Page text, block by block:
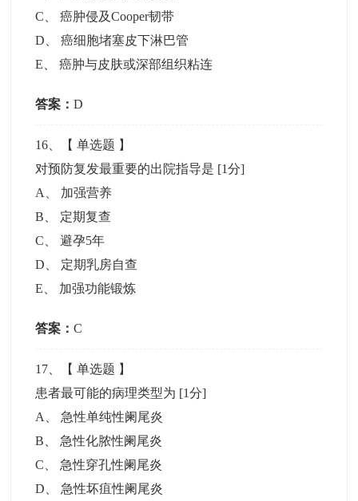
C 、癌肿侵及Cooper韧带
D 、癌细胞堵塞皮下淋巴管
E 、癌肿与皮肤或深部组织粘连
答案：D
16 、【单选题 】
对预防复发最重要的出院指导是 [1分]
A
加强营养
B
定期复查
C 、避孕5年
D
定期乳房自查
E
加强功能锻炼
答案：C
17 、【单选题 】
患者最可能的病理类型为 [1分]
A
急性单纯性阑尾炎
B
急性化脓性阑尾炎
C
急性穿孔性阑尾炎
D
急性坏疽性阑尾炎